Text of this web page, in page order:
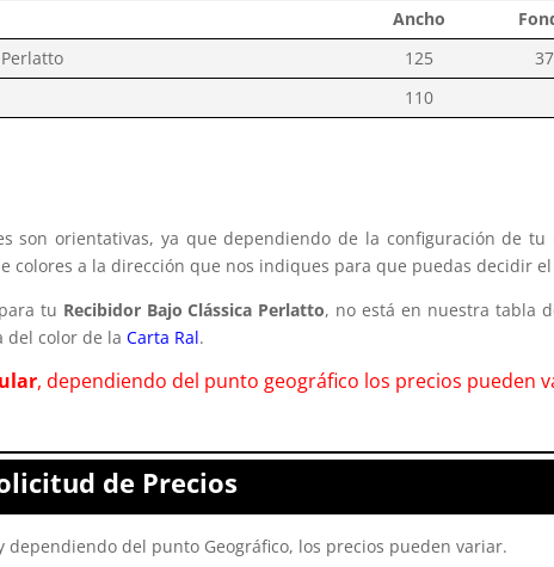
Ancho
125 37
110
son orientativas, ya que dependiendo de la configuración de
colores a la dirección que nos indiques para que puedas decidir
tu Recibidor Bajo Clássica Perlatto, no está en nuestra tabla
del color de laCarta Ral.
, dependiendo del punto geográfico los precios pueden
de Precios
dependiendo del punto Geográfico, los precios pueden variar.